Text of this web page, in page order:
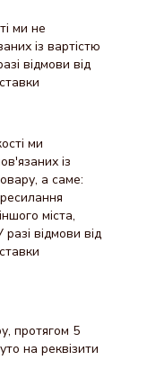
ми не
із вартістю
відмови від
ми
із
а саме:
міста,
відмови від
протягом 5
на реквізити